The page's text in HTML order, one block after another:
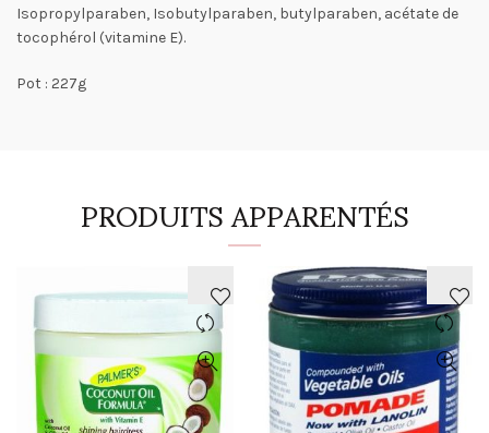
Isopropylparaben, Isobutylparaben, butylparaben, acétate de
tocophérol (vitamine E).
Pot : 227g
PRODUITS APPARENTÉS